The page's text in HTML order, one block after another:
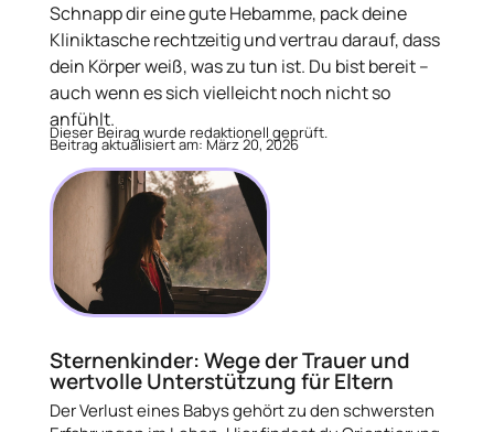
Schnapp dir eine gute Hebamme, pack deine
Kliniktasche rechtzeitig und vertrau darauf, dass
dein Körper weiß, was zu tun ist. Du bist bereit –
auch wenn es sich vielleicht noch nicht so
anfühlt.
Beitrag aktualisiert am: März 20, 2026
Dieser Beirag wurde redaktionell geprüft.
Sternenkinder: Wege der Trauer und
wertvolle Unterstützung für Eltern
Der Verlust eines Babys gehört zu den schwersten